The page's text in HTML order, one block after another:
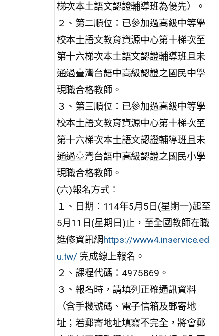
梯次本土語文認證輔導班為優先）。
２、第二順位：已參加過高級中等學
校本土語文教育資源中心第十梯次至
第十六梯次本土語文認證輔導班且未
通過臺灣台語中高級認證之國民中學
現職合格教師。
３、第三順位：已參加過高級中等學
校本土語文教育資源中心第十梯次至
第十六梯次本土語文認證輔導班且未
通過臺灣台語中高級認證之國民小學
現職合格教師。
(六)報名方式：
１、日期：114年5月5日(星期一)起至
5月11日(星期日)止，至全國教師在職
進修資訊網https://www4.inservice.ed
u.tw/ 完成線上報名。
２、課程代碼：4975869。
３、報名時，請填列正確通訊資料
（含手機號碼、電子信箱及郵寄地
址；若郵寄地址填寫不完全，將會郵